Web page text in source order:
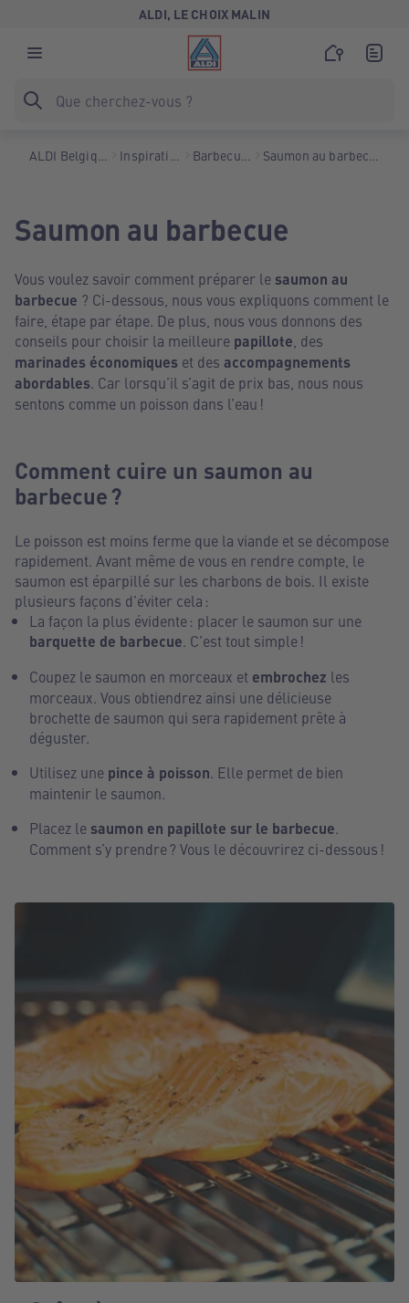
ALDI, LE CHOIX MALIN
ALDI Belgique Inspiration Barbecues Saumon au barbecue
Saumon au barbecue
Vous voulez savoir comment préparer le saumon au
barbecue ? Ci-dessous, nous vous expliquons comment le
faire, étape par étape. De plus, nous vous donnons des
conseils pour choisir la meilleure papillote , des
marinades économiques et des accompagnements
abordables. Car lorsqu’il s’agit de prix bas, nous nous
sentons comme un poisson dans l’eau !
Comment cuire un saumon au
barbecue ?
Le poisson est moins ferme que la viande et se décompose
rapidement. Avant même de vous en rendre compte, le
saumon est éparpillé sur les charbons de bois. Il existe
plusieurs façons d’éviter cela :
La façon la plus évidente : placer le saumon sur une
barquette de barbecue. C’est tout simple !
Coupez le saumon en morceaux et embrochez les
morceaux. Vous obtiendrez ainsi une délicieuse
brochette de saumon qui sera rapidement prête à
déguster.
Utilisez une pince à poisson. Elle permet de bien
maintenir le saumon.
Placez le saumon en papillote sur le barbecue.
Comment s’y prendre ? Vous le découvrirez ci-dessous !